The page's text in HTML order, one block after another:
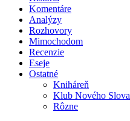
Komentáre
Analýzy
Rozhovory
Mimochodom
Recenzie
Eseje
Ostatné
Kniháreň
Klub Nového Slova
Rôzne